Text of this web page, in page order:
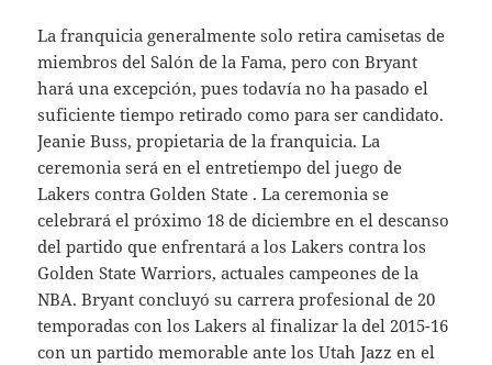
La franquicia generalmente solo retira camisetas de
miembros del Salón de la Fama, pero con Bryant
hará una excepción, pues todavía no ha pasado el
suficiente tiempo retirado como para ser candidato.
Jeanie Buss, propietaria de la franquicia. La
ceremonia será en el entretiempo del juego de
Lakers contra Golden State . La ceremonia se
celebrará el próximo 18 de diciembre en el descanso
del partido que enfrentará a los Lakers contra los
Golden State Warriors, actuales campeones de la
NBA. Bryant concluyó su carrera profesional de 20
temporadas con los Lakers al finalizar la del 2015-16
con un partido memorable ante los Utah Jazz en el